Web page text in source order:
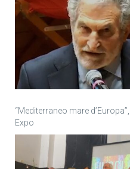
“Mediterraneo mare
Expo